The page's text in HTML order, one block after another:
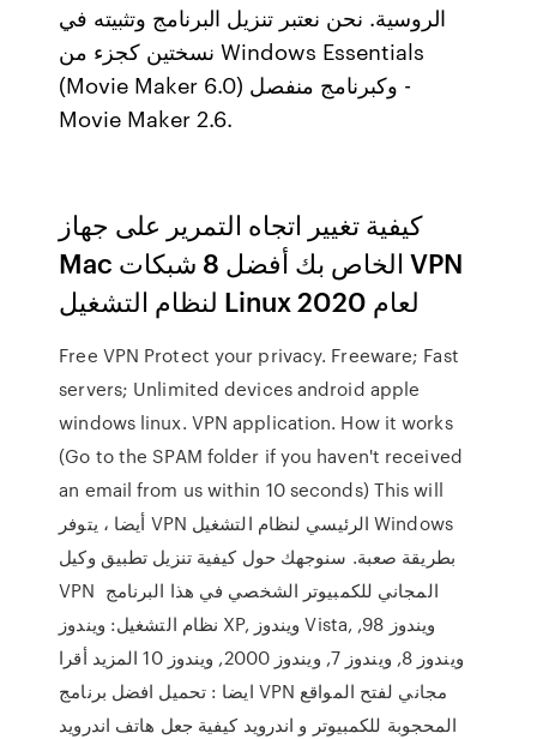
الروسية. نحن نعتبر تنزيل البرنامج وتثبيته في
نسختين كجزء من Windows Essentials
(Movie Maker 6.0) وكبرنامج منفصل -
Movie Maker 2.6.
كيفية تغيير اتجاه التمرير على جهاز
Mac الخاص بك أفضل 8 شبكات VPN
لنظام التشغيل Linux لعام 2020
Free VPN Protect your privacy. Freeware; Fast
servers; Unlimited devices android apple
windows linux. VPN application. How it works
(Go to the SPAM folder if you haven't received
an email from us within 10 seconds) This will
أيضا ، يتوفر VPN الرئيسي لنظام التشغيل Windows
بطريقة صعبة. سنوجهك حول كيفية تنزيل تطبيق وكيل
VPN المجاني للكمبيوتر الشخصي في هذا البرنامج
نظام التشغيل: ويندوز XP, ويندوز Vista, ويندوز 98,
ويندوز 8, ويندوز 7, ويندوز 2000, ويندوز 10 المزيد أقرا
ايضا : تحميل افضل برنامج VPN مجاني لفتح المواقع
المحجوبة للكمبيوتر و اندرويد كيفية جعل هاتف اندرويد